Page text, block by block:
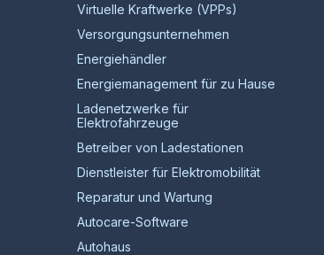
Virtuelle Kraftwerke (VPPs)
Versorgungsunternehmen
Energiehändler
Energiemanagement für zu Hause
Ladenetzwerke für
Elektrofahrzeuge
Betreiber von Ladestationen
Dienstleister für Elektromobilität
Reparatur und Wartung
Autocare-Software
Autohaus